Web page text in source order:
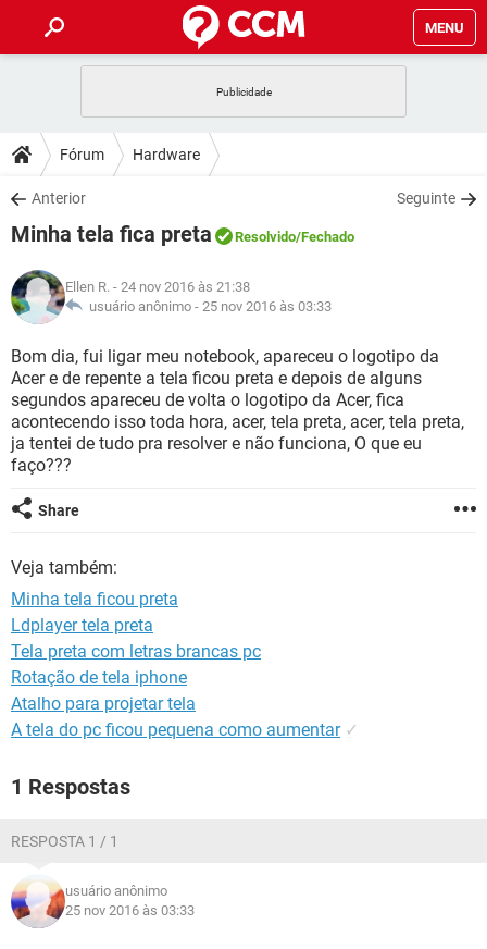
MENU
CELULAR
OUTLOOK
INSTAGRAM GMAIL
GUIA DE COMPRAS
DICAS
JOGOS
INSTAGRAM
GUIA DE COMPRAS
DOWNLOADS
JOGOS WHATSAPP
CELULAR
OUTLOOK EXCEL
INSTAGRAM
GUIA DE COMPRAS
JOGOS
CELULAR
OUTLOOK EXCEL
INSTAGRAM GMAIL
GUIA DE COMPRAS
GLOSSÁRIO
JOGOS
CELULAR FACEBOOK
OUTLOOK EXCEL
INSTAGRAM
GUIA DE COMPRAS
Fórum Hardware
Anterior Seguinte
Minha tela fica preta Resolvido/Fechado
Ellen R. - 24 nov 2016 às 21:38
usuário anônimo - 25 nov 2016 às 03:33
Bom dia, fui ligar meu notebook, apareceu o logotipo da
Acer e de repente a tela ficou preta e depois de alguns
segundos apareceu de volta o logotipo da Acer, fica
acontecendo isso toda hora, acer, tela preta, acer, tela preta,
ja tentei de tudo pra resolver e não funciona, O que eu
faço???
Share
Veja também:
Minha tela ficou preta
Ldplayer tela preta
Tela preta com letras brancas pc
Rotação de tela iphone
Atalho para projetar tela
A tela do pc ficou pequena como aumentar ✓
1 Respostas
RESPOSTA 1 / 1
usuário anônimo
25 nov 2016 às 03:33